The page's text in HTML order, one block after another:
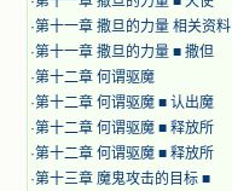
·第十一章 撒旦的力量 相关资料
·第十一章 撒旦的力量 ■ 撒但
·第十二章 何谓驱魔
·第十二章 何谓驱魔 ■ 认出魔
·第十二章 何谓驱魔 ■ 释放所
·第十二章 何谓驱魔 ■ 释放所
·第十三章 魔鬼攻击的目标 ■